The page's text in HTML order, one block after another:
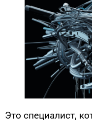
Это специалист,